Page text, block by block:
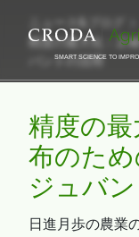
ン
ー
SMART SCIENCE TO
精度の最大化：正
バントの活用
精度の
布のた
ジュバ
日進月歩の農業